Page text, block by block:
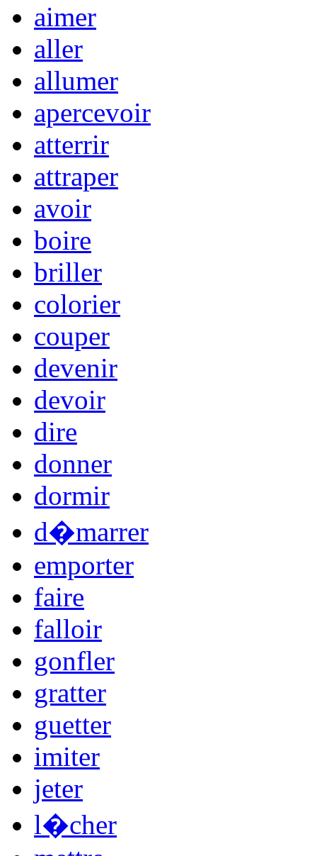
aimer
aller
allumer
apercevoir
atterrir
attraper
avoir
boire
briller
colorier
couper
devenir
devoir
dire
donner
dormir
d�marrer
emporter
faire
falloir
gonfler
gratter
guetter
imiter
jeter
l�cher